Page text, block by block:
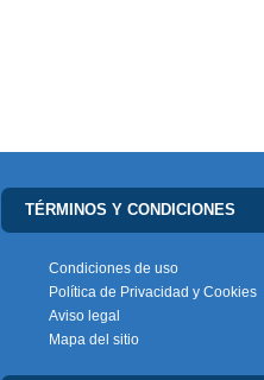
TÉRMINOS Y CONDICIONES
Condiciones de uso
Política de Privacidad y Cookies
Aviso legal
Mapa del sitio